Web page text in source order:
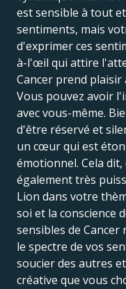
est sensible à tout
sentiments, mais
d'exprimer ces
à-l'œil qui attire
Cancer prend plaisir
Vous pouvez avoir
avec vous-même.
d'être réservé et
un cœur qui est
émotionnel. Cela dit,
également très
Lion dans votre
soi et la conscience
sensibles de Cancer
le spectre de vos
soucier des autres
créative que vous